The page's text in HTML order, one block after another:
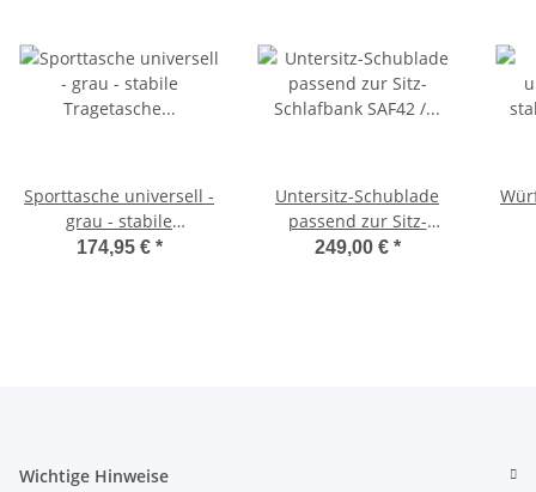
Sporttasche universell -
grau - stabile
Tragetasche für
174,95 € *
Untersitz-Schublade
passend zur Sitz-
Schlafbank SAF42 /
249,00 € *
Wichtige Hinweise